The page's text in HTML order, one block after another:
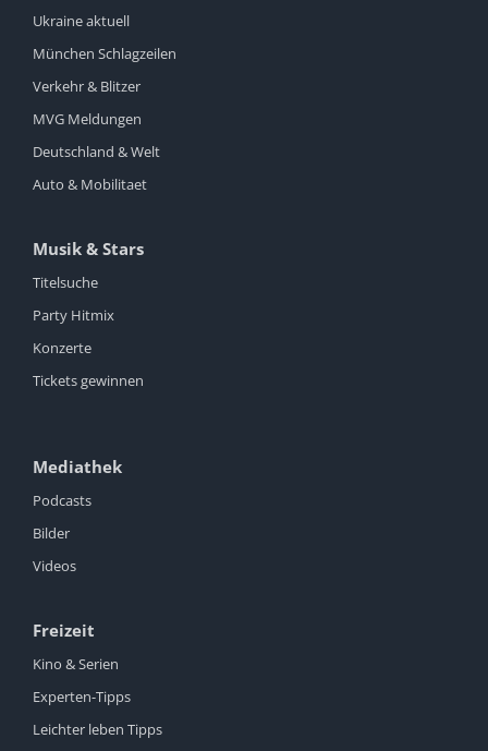
Ukraine aktuell
München Schlagzeilen
Verkehr & Blitzer
MVG Meldungen
Deutschland & Welt
Auto & Mobilitaet
Musik & Stars
Titelsuche
Party Hitmix
Konzerte
Tickets gewinnen
Mediathek
Podcasts
Bilder
Videos
Freizeit
Kino & Serien
Experten-Tipps
Leichter leben Tipps